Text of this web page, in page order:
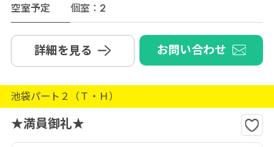
空室予定
個室：2
詳細を見る お問い合わせ
池袋パート２（Ｔ・Ｈ）
★満員御礼★